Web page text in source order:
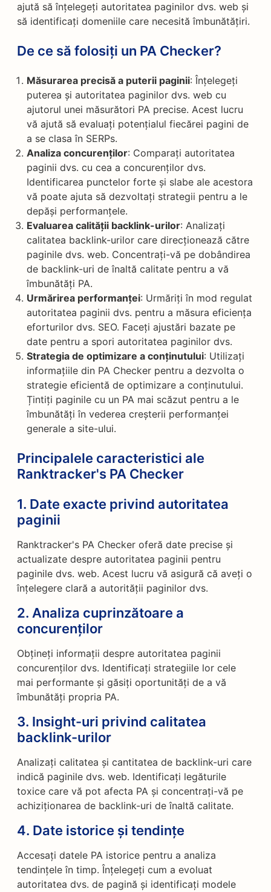
ajută să înțelegeți autoritatea paginilor dvs. web și
să identificați domeniile care necesită îmbunătățiri.
De ce să folosiți un PA Checker?
Măsurarea precisă a puterii paginii: Înțelegeți
puterea și autoritatea paginilor dvs. web cu
ajutorul unei măsurători PA precise. Acest lucru
vă ajută să evaluați potențialul fiecărei pagini de
a se clasa în SERPs.
Analiza concurenților: Comparați autoritatea
paginii dvs. cu cea a concurenților dvs.
Identificarea punctelor forte și slabe ale acestora
vă poate ajuta să dezvoltați strategii pentru a le
depăși performanțele.
Evaluarea calității backlink-urilor: Analizați
calitatea backlink-urilor care direcționează către
paginile dvs. web. Concentrați-vă pe dobândirea
de backlink-uri de înaltă calitate pentru a vă
îmbunătăți PA.
Urmărirea performanței: Urmăriți în mod regulat
autoritatea paginii dvs. pentru a măsura eficiența
eforturilor dvs. SEO. Faceți ajustări bazate pe
date pentru a spori autoritatea paginilor dvs.
Strategia de optimizare a conținutului: Utilizați
informațiile din PA Checker pentru a dezvolta o
strategie eficientă de optimizare a conținutului.
Țintiți paginile cu un PA mai scăzut pentru a le
îmbunătăți în vederea creșterii performanței
generale a site-ului.
Principalele caracteristici ale
Ranktracker's PA Checker
1. Date exacte privind autoritatea
paginii
Ranktracker's PA Checker oferă date precise și
actualizate despre autoritatea paginii pentru
paginile dvs. web. Acest lucru vă asigură că aveți o
înțelegere clară a autorității paginilor dvs.
2. Analiza cuprinzătoare a
concurenților
Obțineți informații despre autoritatea paginii
concurenților dvs. Identificați strategiile lor cele
mai performante și găsiți oportunități de a vă
îmbunătăți propria PA.
3. Insight-uri privind calitatea
backlink-urilor
Analizați calitatea și cantitatea de backlink-uri care
indică paginile dvs. web. Identificați legăturile
toxice care vă pot afecta PA și concentrați-vă pe
achiziționarea de backlink-uri de înaltă calitate.
4. Date istorice și tendințe
Accesați datele PA istorice pentru a analiza
tendințele în timp. Înțelegeți cum a evoluat
autoritatea dvs. de pagină și identificați modele